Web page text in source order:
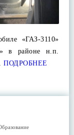
«ГАЗ-3110»
в районе н.п.
ПОДРОБНЕЕ